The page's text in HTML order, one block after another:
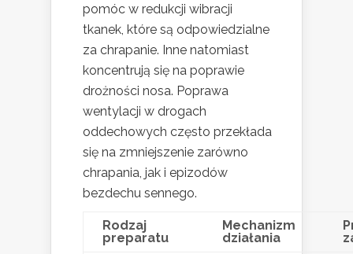
pomóc w redukcji wibracji
tkanek, które są odpowiedzialne
za chrapanie. Inne natomiast
koncentrują się na poprawie
drożności nosa. Poprawa
wentylacji w drogach
oddechowych często przekłada
się na zmniejszenie zarówno
chrapania, jak i epizodów
bezdechu sennego.
Rodzaj
preparatu
Mechanizm
działania